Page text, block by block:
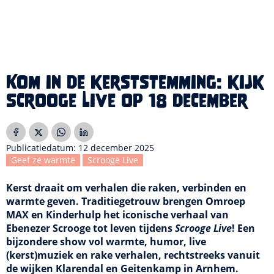
Kom in de kerststemming: kijk
Scrooge Live op 18 december
Publicatiedatum: 12 december 2025
Geef ze warmte
Scrooge Live
Kerst draait om verhalen die raken, verbinden en
warmte geven. Traditiegetrouw brengen Omroep
MAX en Kinderhulp het iconische verhaal van
Ebenezer Scrooge tot leven tijdensScrooge Live! Een
bijzondere show vol warmte, humor, live
(kerst)muziek en rake verhalen, rechtstreeks vanuit
de wijken Klarendal en Geitenkamp in Arnhem.